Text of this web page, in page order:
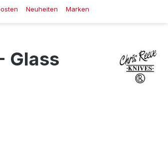
Neuheiten Marken
Glass